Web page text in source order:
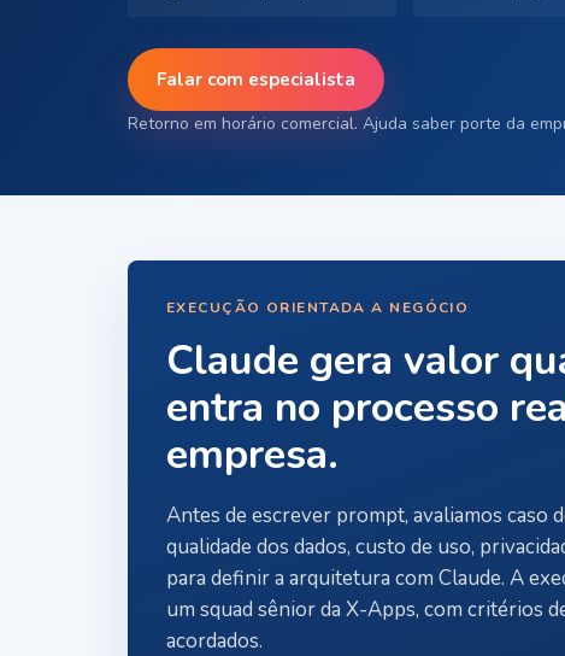
Falar com especialista
Retorno em horário comercial. Ajuda saber porte da
EXECUÇÃO ORIENTADA A NEGÓCIO
Claude gera valor
entra no processo
empresa.
Antes de escrever prompt, avaliamos caso
qualidade dos dados, custo de uso,
para definir a arquitetura com Claude. A
um squad sênior da X-Apps, com critérios
acordados.